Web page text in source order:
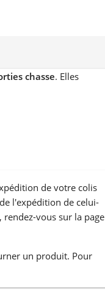
chasse. Elles
de votre colis
l'expédition de celui-
vous sur la page
un produit. Pour